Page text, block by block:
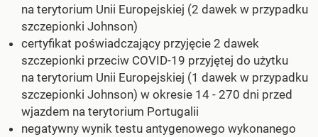
na terytorium Unii Europejskiej (2 dawek w przypadku
szczepionki Johnson)
certyfikat poświadczający przyjęcie 2 dawek
szczepionki przeciw COVID-19 przyjętej do użytku
na terytorium Unii Europejskiej (1 dawek w przypadku
szczepionki Johnson) w okresie 14 - 270 dni przed
wjazdem na terytorium Portugalii
negatywny wynik testu antygenowego wykonanego